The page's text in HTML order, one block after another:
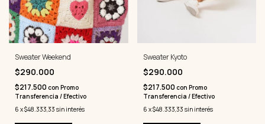
Sweater Weekend
$290.000
$217.500 con Promo
Transferencia / Efectivo
6 x$48.333,33 sin interés
Sweater Kyoto
$290.000
$217.500 con Promo
Transferencia / Efectivo
6 x$48.333,33 sin interés